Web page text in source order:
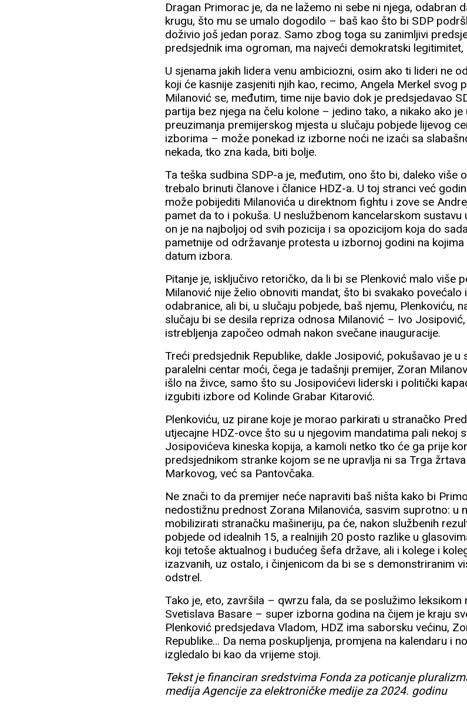
Dragan Primorac je, da ne lažemo ni sebe ni njega, odabran
krugu, što mu se umalo dogodilo – baš kao što bi SDP
doživio još jedan poraz. Samo zbog toga su zanimljivi
predsjednik ima ogroman, ma najveći demokratski legitimitet,
U sjenama jakih lidera venu ambiciozni, osim ako ti lideri ne
koji će kasnije zasjeniti njih kao, recimo, Angela Merkel svog
Milanović se, međutim, time nije bavio dok je predsjedavao
partija bez njega na čelu kolone – jedino tako, a nikako ako
preuzimanja premijerskog mjesta u slučaju pobjede lijevog
izborima – može ponekad iz izborne noći ne izaći sa
nekada, tko zna kada, biti bolje.
Ta teška sudbina SDP-a je, međutim, ono što bi, daleko više
trebalo brinuti članove i članice HDZ-a. U toj stranci već
može pobijediti Milanovića u direktnom fightu i zove se
pamet da to i pokuša. U neslužbenom kancelarskom
on je na najboljoj od svih pozicija i sa opozicijom koja do
pametnije od održavanje protesta u izbornoj godini na
datum izbora.
Pitanje je, isključivo retoričko, da li bi se Plenković malo više
Milanović nije želio obnoviti mandat, što bi svakako
odabranice, ali bi, u slučaju pobjede, baš njemu, Plenkoviću,
slučaju bi se desila repriza odnosa Milanović – Ivo
istrebljenja započeo odmah nakon svečane inauguracije.
Treći predsjednik Republike, dakle Josipović, pokušavao je
paralelni centar moći, čega je tadašnji premijer, Zoran
išlo na živce, samo što su Josipovićevi liderski i politički
izgubiti izbore od Kolinde Grabar Kitarović.
Plenkoviću, uz pirane koje je morao parkirati u stranačko
utjecajne HDZ-ovce što su u njegovim mandatima pali nekoj
Josipovićeva kineska kopija, a kamoli netko tko će ga prije
predsjednikom stranke kojom se ne upravlja ni sa Trga
Markovog, već sa Pantovčaka.
Ne znači to da premijer neće napraviti baš ništa kako bi
nedostižnu prednost Zorana Milanovića, sasvim suprotno: u
mobilizirati stranačku mašineriju, pa će, nakon službenih
pobjede od idealnih 15, a realnijih 20 posto razlike u
koji tetoše aktualnog i budućeg šefa države, ali i kolege i
izazvanih, uz ostalo, i činjenicom da bi se s demonstriranim
odstrel.
Tako je, eto, završila – qwrzu fala, da se poslužimo
Svetislava Basare – super izborna godina na čijem je kraju
Plenković predsjedava Vladom, HDZ ima saborsku većinu,
Republike… Da nema poskupljenja, promjena na kalendaru i
izgledalo bi kao da vrijeme stoji.
Tekst je financiran sredstvima Fonda za poticanje
medija Agencije za elektroničke medije za 2024. godinu